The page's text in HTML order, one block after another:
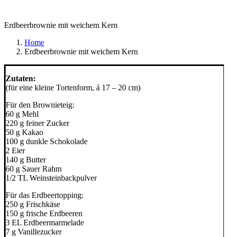
Erdbeerbrownie mit weichem Kern
Home
Erdbeerbrownie mit weichem Kern
Zutaten:
(für eine kleine Tortenform, á 17 – 20 cm)
Für den Brownieteig:
60 g Mehl
220 g feiner Zucker
50 g Kakao
100 g dunkle Schokolade
2 Eier
140 g Butter
60 g Sauer Rahm
1/2 TL Weinsteinbackpulver
Für das Erdbeertopping:
250 g Frischkäse
150 g frische Erdbeeren
3 EL Erdbeermarmelade
7 g Vanillezucker